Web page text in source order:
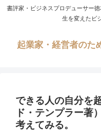
書評家・ビジネスプロデューサー
生を変えたビ
起業家・経営者のた
できる人の自分を
ド・テンプラー著
考えてみる。